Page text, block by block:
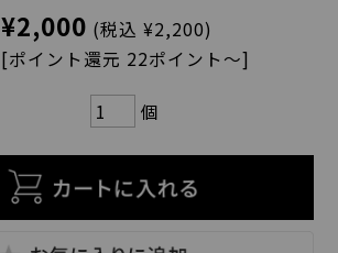
¥2,000 (税込 ¥2,200)
[ポイント還元 22ポイント～]
個